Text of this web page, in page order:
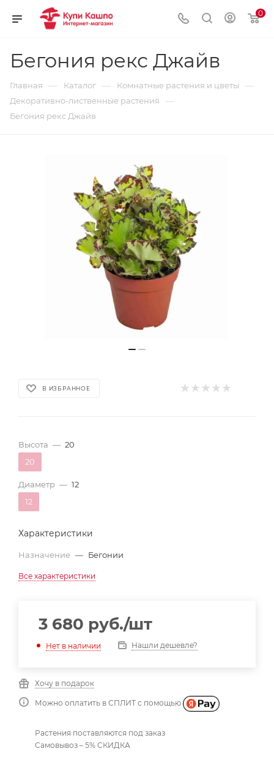
0
Бегония рекс Джайв
Главная — Каталог — Комнатные растения и цветы —
Декоративно-лиственные растения —
Бегония рекс Джайв
В ИЗБРАННОЕ
Высота — 20
20
Диаметр — 12
12
Характеристики
Назначение — Бегонии
Все характеристики
3 680 руб./шт
Нет в наличии Нашли дешевле?
Хочу в подарок
Можно оплатить в СПЛИТ с помощью
Растения поставляются под заказ
Самовывоз – 5% СКИДКА